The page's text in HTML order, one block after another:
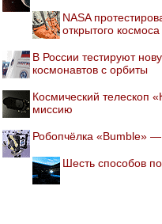
NASA
открытого космоса
В России тестируют
космонавтов с орбиты
Космический телескоп
миссию
Робопчёлка «Bumble»
Шесть способов